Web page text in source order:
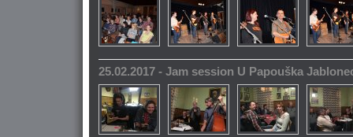
25.02.2017 - Jam session U Papouška